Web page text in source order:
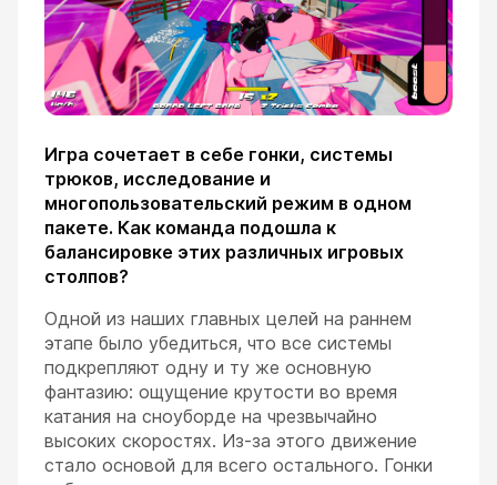
Игра сочетает в себе гонки, системы
трюков, исследование и
многопользовательский режим в одном
пакете. Как команда подошла к
балансировке этих различных игровых
столпов?
Одной из наших главных целей на раннем
этапе было убедиться, что все системы
подкрепляют одну и ту же основную
фантазию: ощущение крутости во время
катания на сноуборде на чрезвычайно
высоких скоростях. Из-за этого движение
стало основой для всего остального. Гонки